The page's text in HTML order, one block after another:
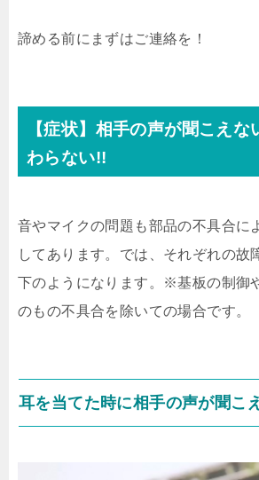
諦める前にまずはご連絡を！
【症状】相手の声が聞こえ
わらない!!
音やマイクの問題も部品の不具合に
してあります。では、それぞれの故
下のようになります。※基板の制御
のもの不具合を除いての場合です。
耳を当てた時に相手の声が聞こ